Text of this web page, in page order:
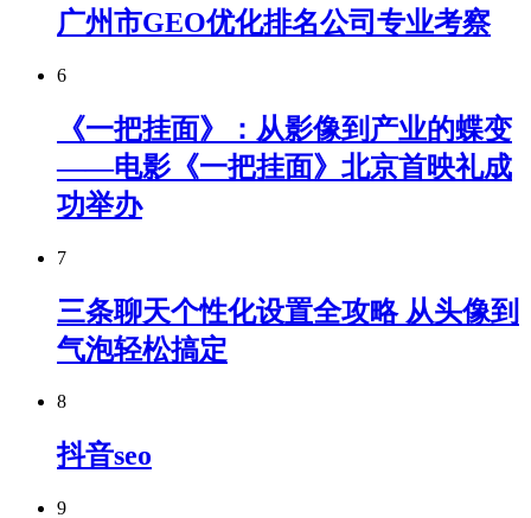
广州市GEO优化排名公司专业考察
6
《一把挂面》：从影像到产业的蝶变
——电影《一把挂面》北京首映礼成
功举办
7
三条聊天个性化设置全攻略 从头像到
气泡轻松搞定
8
抖音seo
9